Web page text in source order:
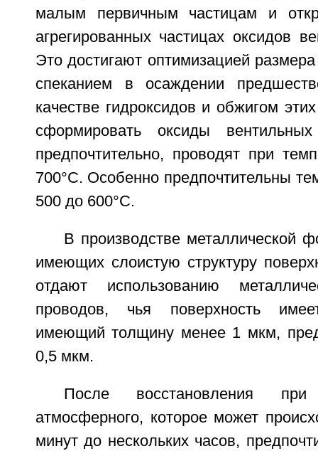
малым первичным частицам и
агрегированных частицах оксидов
Это достигают оптимизацией
спеканием в осаждении
качестве гидроксидов и обжигом
сформировать оксиды
предпочтительно, проводят при
700°C. Особенно предпочтительны
500 до 600°C.
В производстве металлической
имеющих слоистую структуру
отдают использованию
проводов, чья поверхность
имеющий толщину менее 1 мкм,
0,5 мкм.
После восстановления
атмосферного, которое может
минут до нескольких часов,